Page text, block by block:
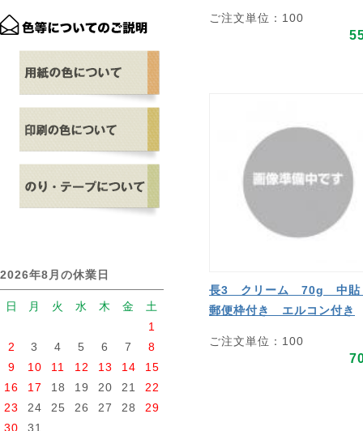
2026年8月の休業日
日 月 火 水 木 金
土
1
2
3 4 5 6 7
8
9
10 11 12 13 14
15
16
17 18 19 20 21
22
23
24 25 26 27 28
29
30
31
ご注文単位：100
長3 クリーム 70g 中
郵便枠付き エルコン付き
ご注文単位：100